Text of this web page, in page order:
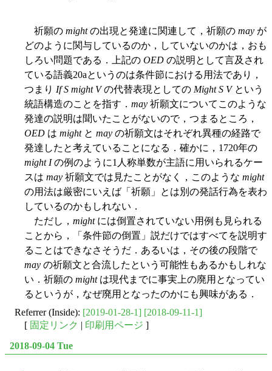
祈願の mightの出現と発達に関連して，祈願の may が
どのように関与しているのか，していないのかは，おも
しろい問題である．上記の OED の説明として言及され
ている語義20aというのは条件節における用法であり，
つまり If S might Vの代替表現としての Might S Vという
統語構造のことを指す． may 祈願文についてこのような
発達の説明は聞いたことがないので，つまるところ，
OED は mightと may の祈願文はそれぞれ異種の経路で
発達したと考えていることになる．確かに，1720年の
might Iの例のように1人称単数が主語に用いられるケー
スは may 祈願文では見たことがなく，このような might
の用法は厳密にいえば「祈願」とは別の発話行為を表わ
しているのかもしれない．
ただし， mightには倒置されていない用例も見られる
ことから，「条件節の倒置」説だけではすべてを説明す
ることはできなさそうだ．あるいは，その後の段階で
may の祈願文と合流したという可能性もあるかもしれな
い．祈願の mightは現代までに事実上の廃用となってい
るというが，なぜ廃用となったのかにも興味がある．
Referrer (Inside): [2019-01-28-1] [2018-09-11-1]
[ 固定リンク | 印刷用ページ ]
2018-09-04 Tue